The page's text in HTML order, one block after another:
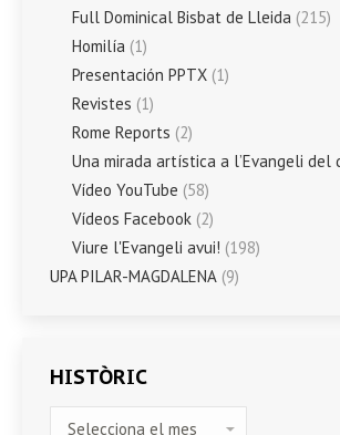
Full Dominical Bisbat de Lleida (215)
Homilía (1)
Presentación PPTX (1)
Revistes (1)
Rome Reports (2)
Una mirada artística a l’Evangeli del
Vídeo YouTube (58)
Vídeos Facebook (2)
Viure l'Evangeli avui! (198)
UPA PILAR-MAGDALENA (9)
HISTÒRIC